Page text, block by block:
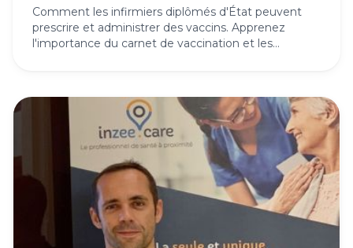
Comment les infirmiers diplômés d'État peuvent
prescrire et administrer des vaccins. Apprenez
l'importance du carnet de vaccination et les